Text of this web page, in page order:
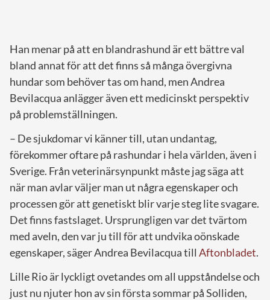
Han menar på att en blandrashund är ett bättre val
bland annat för att det finns så många övergivna
hundar som behöver tas om hand, men Andrea
Bevilacqua anlägger även ett medicinskt perspektiv
på problemställningen.
– De sjukdomar vi känner till, utan undantag,
förekommer oftare på rashundar i hela världen, även i
Sverige. Från veterinärsynpunkt måste jag säga att
när man avlar väljer man ut några egenskaper och
processen gör att genetiskt blir varje steg lite svagare.
Det finns fastslaget. Ursprungligen var det tvärtom
med aveln, den var ju till för att undvika oönskade
egenskaper, säger Andrea Bevilacqua till Aftonbladet.
Lille Rio är lyckligt ovetandes om all uppståndelse och
just nu njuter hon av sin första sommar på Solliden,